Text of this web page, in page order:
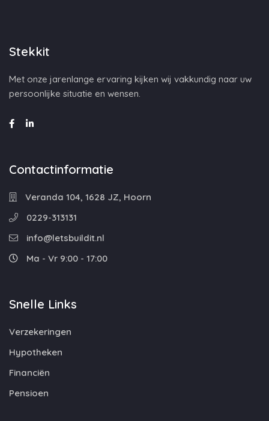
Stekkit
Met onze jarenlange ervaring kijken wij vakkundig naar uw
persoonlijke situatie en wensen.
Contactinformatie
Veranda 104, 1628 JZ, Hoorn
0229-313131
info@letsbuildit.nl
Ma - Vr 9:00 - 17:00
Snelle Links
Verzekeringen
Hypotheken
Financiën
Pensioen